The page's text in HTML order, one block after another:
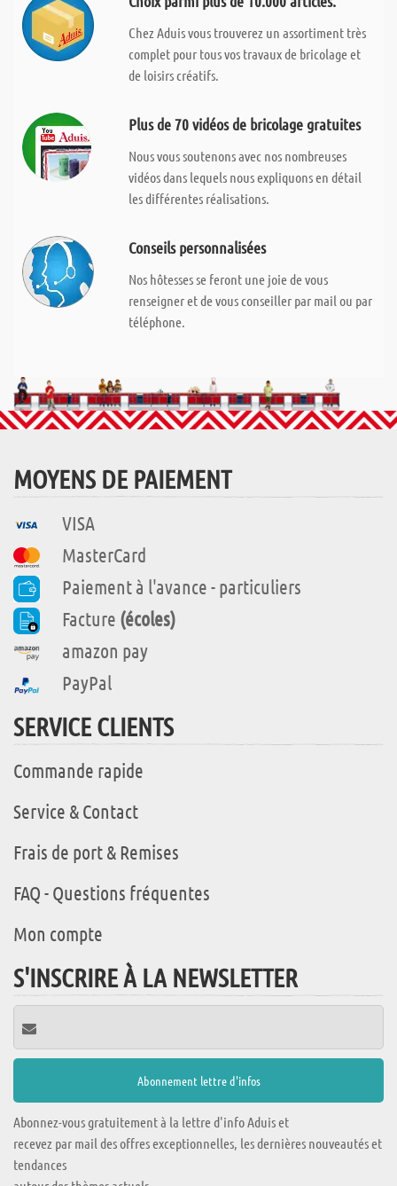
Chez Aduis vous trouverez un assortiment très
complet pour tous vos travaux de bricolage et
de loisirs créatifs.
Plus de 70 vidéos de bricolage gratuites
Nous vous soutenons avec nos nombreuses
vidéos dans lequels nous expliquons en détail
les différentes réalisations.
Conseils personnalisées
Nos hôtesses se feront une joie de vous
renseigner et de vous conseiller par mail ou par
téléphone.
MOYENS DE PAIEMENT
VISA
MasterCard
Paiement à l'avance - particuliers
Facture (écoles)
amazon pay
PayPal
SERVICE CLIENTS
Commande rapide
Service & Contact
Frais de port & Remises
FAQ - Questions fréquentes
Mon compte
S'INSCRIRE À LA NEWSLETTER
Abonnez-vous gratuitement à la lettre d'info Aduis et
recevez par mail des offres exceptionnelles, les dernières nouveautés et
tendances